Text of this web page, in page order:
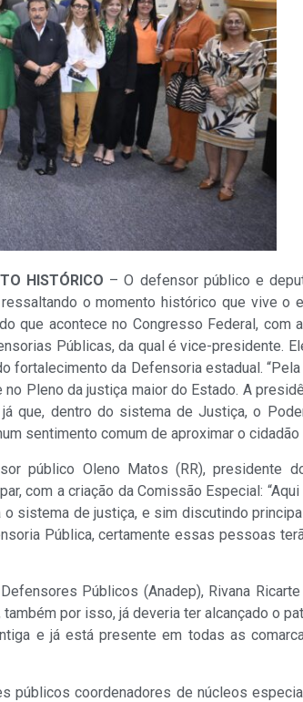
HISTÓRICO – O defensor público e
o momento histórico que vive o
que acontece no Congresso Federal, com
Públicas, da qual é vice-presidente.
fortalecimento da Defensoria estadual.
no Pleno da justiça maior do Estado. A
que, dentro do sistema de Justiça, o
sentimento comum de aproximar o
público Oleno Matos (RR), presidente
com a criação da Comissão Especial:
sistema de justiça, e sim discutindo
Pública, certamente essas pessoas
Públicos (Anadep), Rivana Ricarte
por isso, já deveria ter alcançado o
e já está presente em todas as
públicos coordenadores de núcleos